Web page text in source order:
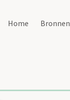
Home Bronnen